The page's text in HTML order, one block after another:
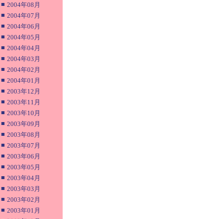
■ 2004年08月
■ 2004年07月
■ 2004年06月
■ 2004年05月
■ 2004年04月
■ 2004年03月
■ 2004年02月
■ 2004年01月
■ 2003年12月
■ 2003年11月
■ 2003年10月
■ 2003年09月
■ 2003年08月
■ 2003年07月
■ 2003年06月
■ 2003年05月
■ 2003年04月
■ 2003年03月
■ 2003年02月
■ 2003年01月